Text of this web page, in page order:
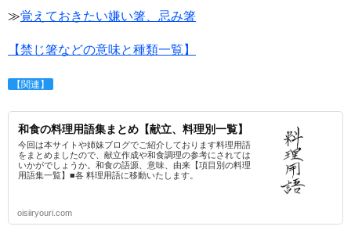
≫覚えておきたい嫌い箸、忌み箸
【禁じ箸などの意味と種類一覧】
【関連】
和食の料理用語集まとめ【献立、料理別一覧】
今回は本サイトや姉妹ブログでご紹介しております料理用語
をまとめましたので、献立作成や和食調理の参考にされては
いかがでしょうか。和食の語源、意味、由来【項目別の料理
用語集一覧】■各 料理用語に移動いたします。
oisiiryouri.com